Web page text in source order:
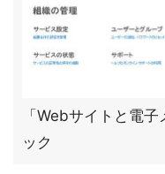
「Webサイトと電
ック